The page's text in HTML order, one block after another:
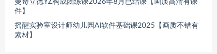
曼奇立德YZ构成团练课2026年8月已结课【画质高清有课
件】
摇醒实验室设计师幼儿园AI软件基础课2025【画质不错有
素材】